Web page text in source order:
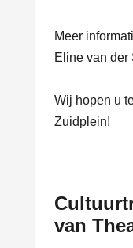
Meer
Eline van der
Wij hopen u
Zuidplein!
van